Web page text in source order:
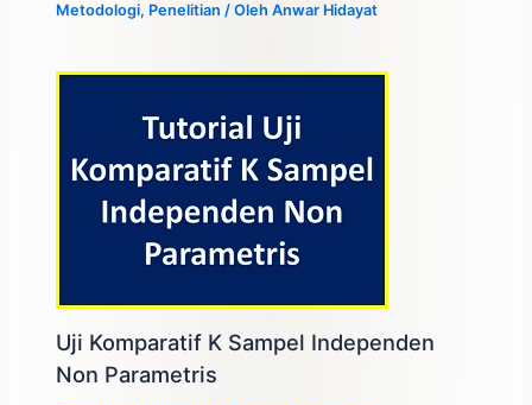
Metodologi, Penelitian / OlehAnwar Hidayat
Uji Komparatif K Sampel Independen
Non Parametris